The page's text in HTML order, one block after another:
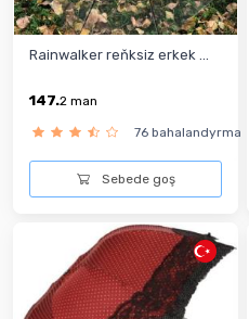
Rainwalker reňksiz erkek ...
147.2 man
76 bahalandyrma
Sebede goş